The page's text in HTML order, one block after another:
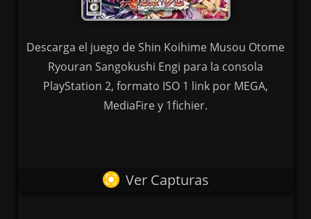
Descarga el juego de Shin Koihime Musou Otome
Ryouran Sangokushi Engi para la consola
PlayStation 2, formato ISO 1 link por MEGA,
MediaFire y 1fichier.
Ver Capturas